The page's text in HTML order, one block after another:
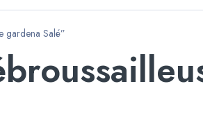
gardena Salé”